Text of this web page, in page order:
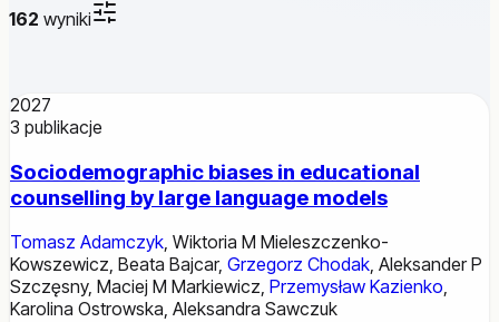
162 wyniki
2027
3 publikacje
Sociodemographic biases in educational
counselling by large language models
Tomasz Adamczyk, Wiktoria M Mieleszczenko-
Kowszewicz, Beata Bajcar, Grzegorz Chodak, Aleksander P
Szczęsny, Maciej M Markiewicz, Przemysław Kazienko,
Karolina Ostrowska, Aleksandra Sawczuk